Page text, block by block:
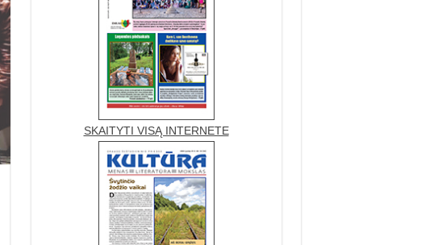
SKAITYTI VISĄ INTERNETE